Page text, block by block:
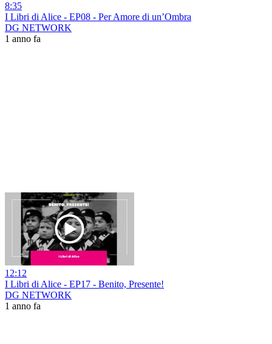
8:35
I Libri di Alice - EP08 - Per Amore di un’Ombra
DG NETWORK
1 anno fa
12:12
I Libri di Alice - EP17 - Benito, Presente!
DG NETWORK
1 anno fa